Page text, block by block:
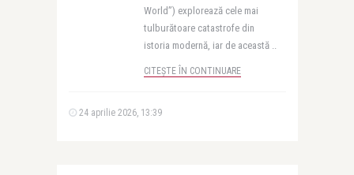
World”) explorează cele mai
tulburătoare catastrofe din
istoria modernă, iar de această ..
CITEȘTE ÎN CONTINUARE
24 aprilie 2026, 13:39